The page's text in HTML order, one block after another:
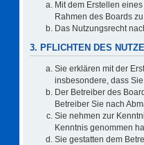
Mit dem Erstellen
Rahmen des Boards
Das Nutzungsrecht
3. PFLICHTEN DES
Sie erklären mit der
insbesondere, dass
Der Betreiber des
Betreiber Sie nach
Sie nehmen zur
Kenntnis genommen
Sie gestatten dem